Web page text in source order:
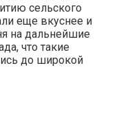
сельского
еще вкуснее и
на дальнейшие
что такие
до широкой